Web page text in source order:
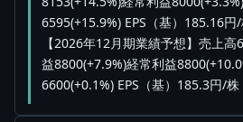
6595(+15.9%) EPS（基）185.16
【2026年12月期業績予想】売上
益8800(+7.9%)経常利益
6600(+0.1%) EPS（基）185.3円/株